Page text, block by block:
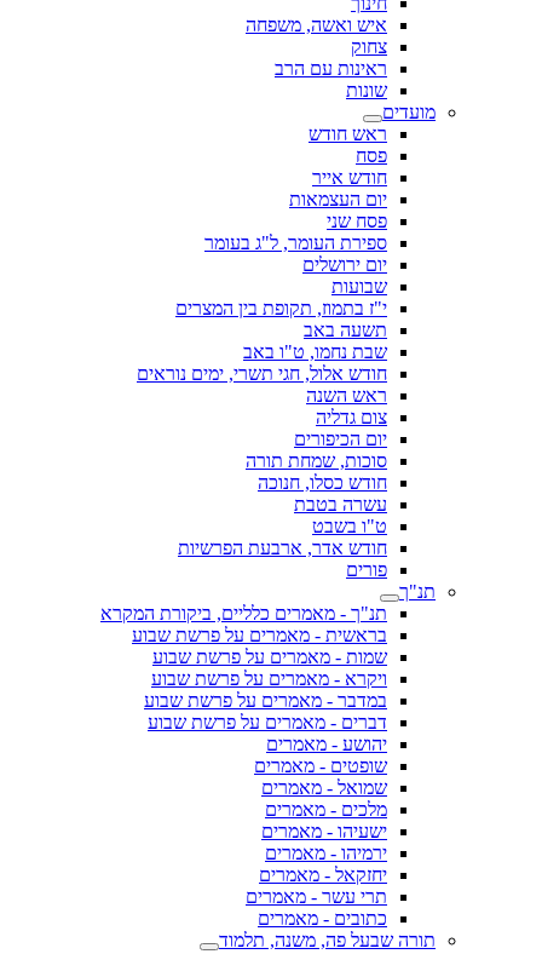
איש ואשה, משפחה
צחוק
ראינות עם הרב
שונות
מועדים
ראש חודש
פסח
חודש אייר
יום העצמאות
פסח שני
ספירת העומר, ל"ג בעומר
יום ירושלים
שבועות
י"ז בתמוז, תקופת בין המצרים
תשעה באב
שבת נחמו, ט"ו באב
חודש אלול, חגי תשרי, ימים נוראים
ראש השנה
צום גדליה
יום הכיפורים
סוכות, שמחת תורה
חודש כסלו, חנוכה
עשרה בטבת
ט"ו בשבט
חודש אדר, ארבעת הפרשיות
פורים
תנ"ך
תנ"ך - מאמרים כלליים, ביקורת המקרא
בראשית - מאמרים על פרשת שבוע
שמות - מאמרים על פרשת שבוע
ויקרא - מאמרים על פרשת שבוע
במדבר - מאמרים על פרשת שבוע
דברים - מאמרים על פרשת שבוע
יהושע - מאמרים
שופטים - מאמרים
שמואל - מאמרים
מלכים - מאמרים
ישעיהו - מאמרים
ירמיהו - מאמרים
יחזקאל - מאמרים
תרי עשר - מאמרים
כתובים - מאמרים
תורה שבעל פה, משנה, תלמוד